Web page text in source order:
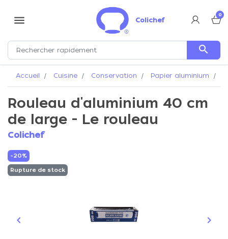
menu Colichef
0
search
Accueil Cuisine Conservation Papier aluminium
Rouleau d'aluminium 40 cm
de large - Le rouleau
Colichef
-20%
Rupture de stock
Précédent
keyboard_arrow_left keyboard_arrow_right